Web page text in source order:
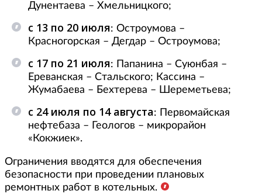
Дунентаева – Хмельницкого;
с 13 по 20 июля: Остроумова –
Красногорская – Дегдар – Остроумова;
с 17 по 21 июля: Папанина – Суюнбая –
Ереванская – Стальского; Кассина –
Жумабаева – Бехтерева – Шереметьева;
с 24 июля по 14 августа: Первомайская
нефтебаза – Геологов – микрорайон
«Кокжиек».
Ограничения вводятся для обеспечения
безопасности при проведении плановых
ремонтных работ в котельных.